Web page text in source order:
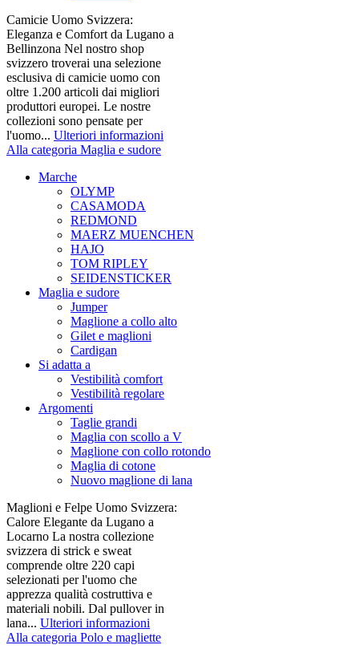
Camicie Uomo Svizzera:
Eleganza e Comfort da Lugano a
Bellinzona Nel nostro shop
svizzero troverai una selezione
esclusiva di camicie uomo con
oltre 1.200 articoli dai migliori
produttori europei. Le nostre
collezioni sono pensate per
l'uomo... Ulteriori informazioni
Alla categoria Maglia e sudore
Marche
OLYMP
CASAMODA
REDMOND
MAERZ MUENCHEN
HAJO
TOM RIPLEY
SEIDENSTICKER
Maglia e sudore
Jumper
Maglione a collo alto
Gilet e maglioni
Cardigan
Si adatta a
Vestibilità comfort
Vestibilità regolare
Argomenti
Taglie grandi
Maglia con scollo a V
Maglione con collo rotondo
Maglia di cotone
Nuovo maglione di lana
Maglioni e Felpe Uomo Svizzera:
Calore Elegante da Lugano a
Locarno La nostra collezione
svizzera di strick e sweat
comprende oltre 220 capi
selezionati per l'uomo che
apprezza qualità costruttiva e
materiali nobili. Dal pullover in
lana... Ulteriori informazioni
Alla categoria Polo e magliette